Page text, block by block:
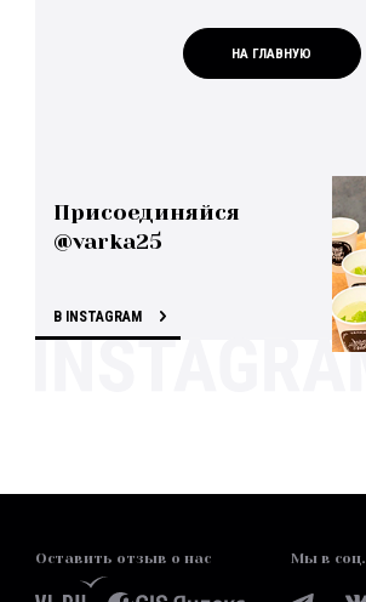
НА ГЛАВНУЮ
Присоединяйся
@varka25
В INSTAGRAM
Оставить отзыв о нас Мы в соц.